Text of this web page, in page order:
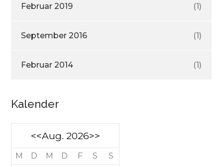
Februar 2019 (1)
September 2016 (1)
Februar 2014 (1)
Kalender
<<Aug. 2026>>
M D M D F S
S